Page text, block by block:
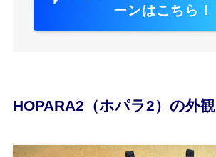
ーンはこちら！
HOPARA2（ホパラ2）の外観